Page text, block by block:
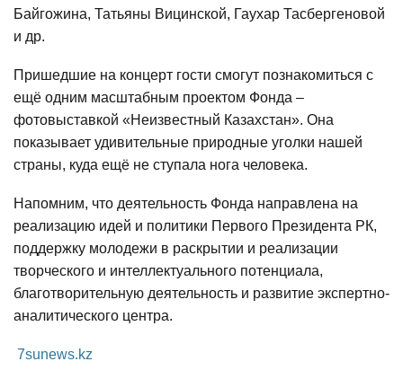
Байгожина, Татьяны Вицинской, Гаухар Тасбергеновой
и др.
Пришедшие на концерт гости смогут познакомиться с
ещё одним масштабным проектом Фонда –
фотовыставкой «Неизвестный Казахстан». Она
показывает удивительные природные уголки нашей
страны, куда ещё не ступала нога человека.
Напомним, что деятельность Фонда направлена на
реализацию идей и политики Первого Президента РК,
поддержку молодежи в раскрытии и реализации
творческого и интеллектуального потенциала,
благотворительную деятельность и развитие экспертно-
аналитического центра.
7sunews.kz